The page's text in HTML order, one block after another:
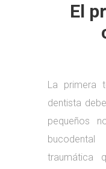
El
La primera
dentista
pequeños
traumática